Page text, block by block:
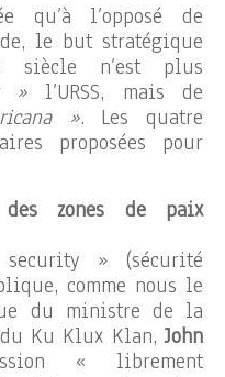
qu’à l’opposé de
le but stratégique
siècle n’est plus
»l’URSS, mais de
». Les quatre
proposées pour
zones de paix
» (sécurité
comme nous le
du ministre de la
Ku Klux Klan,John
« librement